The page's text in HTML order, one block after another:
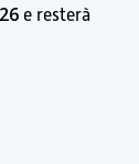
e resterà